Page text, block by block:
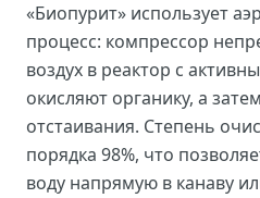
«Биопурит» использует
процесс: компрессор
воздух в реактор с
окисляют органику, а
отстаивания. Степень
порядка 98%, что
воду напрямую в канаву